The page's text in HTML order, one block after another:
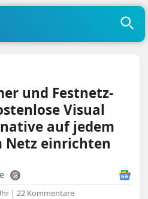
und Festnetz-
Visual
auf jedem
Netz einrichten
|22 Kommentare